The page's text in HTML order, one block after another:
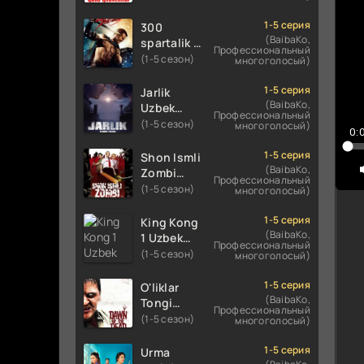
tilida
koreya
seryali
barcha
o'zbek
tilida
tilida 2016
O'zbekcha
tarjima
HD
skachat
300
spartalik 2
/ Uch yuz
2 Premyera
Uzbek
tilida 2013
tarjima
kino HD
skachat
(1-5 сезон)
1-5 серия
(BaibaKo,
Профессиональный
многоголосый)
Jarlik
Uzbek
tilida 2025
tarjima
kino HD
skachat
(1-5 сезон)
1-5 серия
(BaibaKo,
Профессиональный
многоголосый)
Shon Ismli
Zombi
Uzbek
O'zbekcha
tarjima
kino HD
(1-5 сезон)
1-5 серия
(BaibaKo,
Профессиональный
многоголосый)
King Kong
1 Uzbek
tilida 2005
tarjima
kino HD
skachat
(1-5 сезон)
1-5 серия
(BaibaKo,
Профессиональный
многоголосый)
O'liklar
Tongi
Uzbek
(2004)
(1-5 сезон)
1-5 серия
(BaibaKo,
Профессиональный
многоголосый)
Urma
1-5 серия